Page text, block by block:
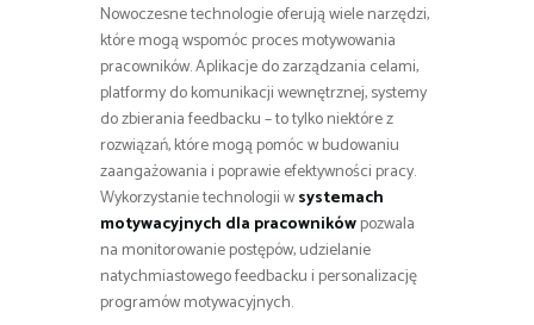
Nowoczesne technologie oferują wiele narzędzi,
które mogą wspomóc proces motywowania
pracowników. Aplikacje do zarządzania celami,
platformy do komunikacji wewnętrznej, systemy
do zbierania feedbacku – to tylko niektóre z
rozwiązań, które mogą pomóc w budowaniu
zaangażowania i poprawie efektywności pracy.
Wykorzystanie technologii wsystemach
motywacyjnych dla pracownikówpozwala
na monitorowanie postępów, udzielanie
natychmiastowego feedbacku i personalizację
programów motywacyjnych.